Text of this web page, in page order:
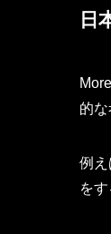
日
的
例
を